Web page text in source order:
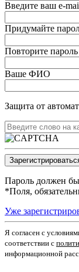
Введите ваш e-
Придумайте
Повторите пароль
Ваше ФИО
Защита от
Пароль должен
*Поля,
Уже
Я согласен c
соответствии с
информационной